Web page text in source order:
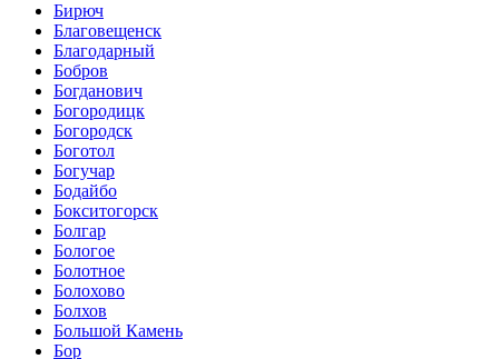
Бирюч
Благовещенск
Благодарный
Бобров
Богданович
Богородицк
Богородск
Боготол
Богучар
Бодайбо
Бокситогорск
Болгар
Бологое
Болотное
Болохово
Болхов
Большой Камень
Бор